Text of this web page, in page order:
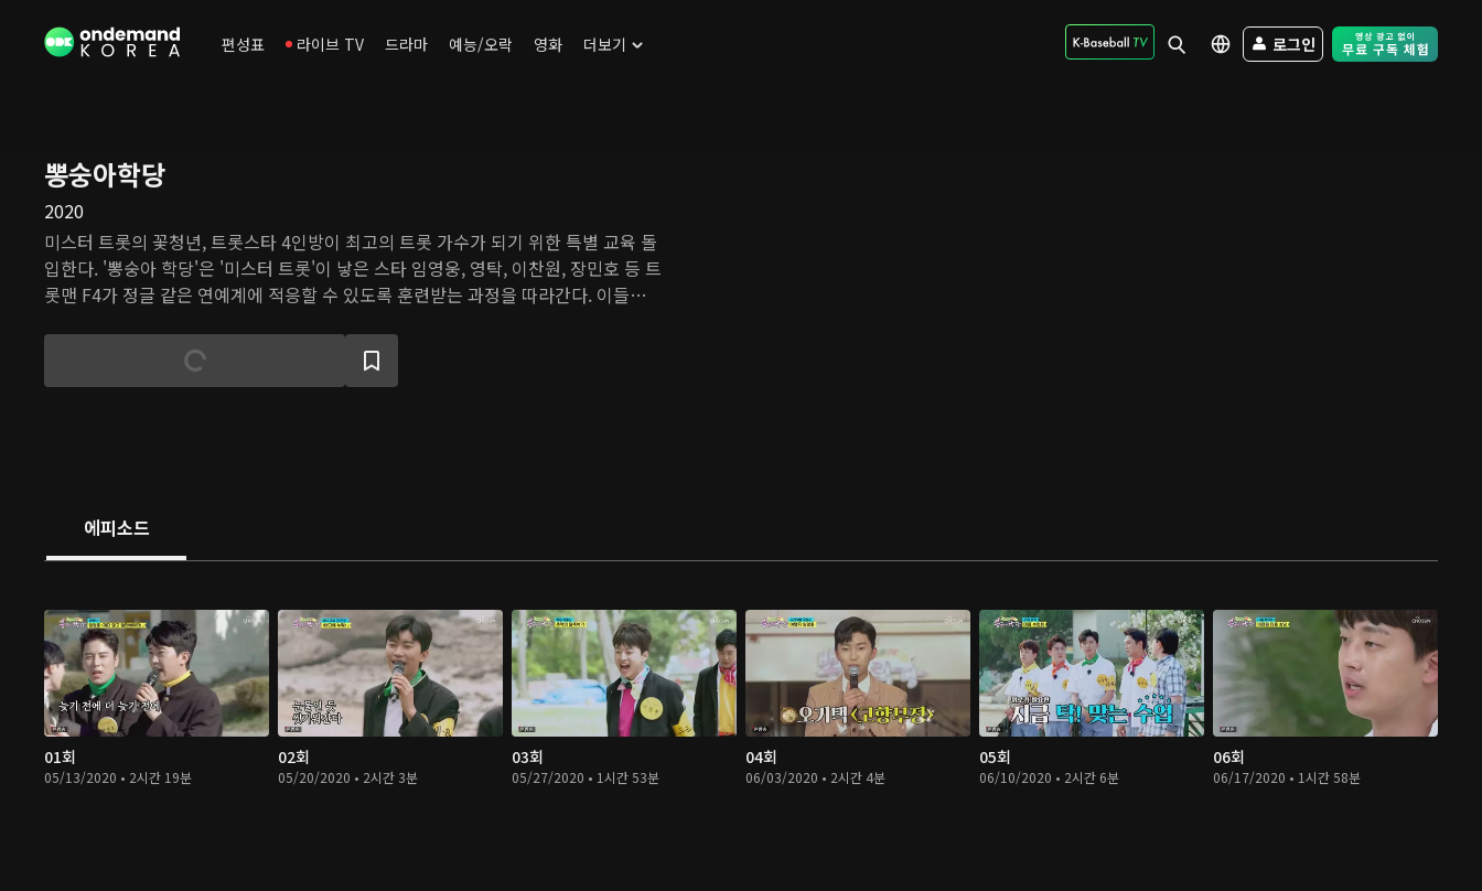
편성표 라이브 TV 드라마 예능/오락 영화 더보기 로그인 Free Trial -
뽕숭아학당
2020
미스터 트롯의 꽃청년, 트롯스타 4인방이 최고의 트롯 가수가 되기 위한 특별 교육 돌
입한다. '뽕숭아 학당'은 '미스터 트롯'이 낳은 스타 임영웅, 영탁, 이찬원, 장민호 등 트
롯맨 F4가 정글 같은 연예계에 적응할 수 있도록 훈련받는 과정을 따라간다. 이들은
전설들과 특별한 컬래버레이션 무대도 준비한다. 또한 담임교사 붐을 비롯한 여러 트
레이너와 함께 카메라와 관객 앞에서 최고의 모습을 보일 수 있도록 체력과 정신력을
에피소드
01회
05/13/2020 • 2시간 19분
02회
05/20/2020 • 2시간 3분
03회
05/27/2020 • 1시간 53분
04회
06/03/2020 • 2시간 4분
05회
06/10/2020 • 2시간 6분
06회
06/17/2020 • 1시간 58분